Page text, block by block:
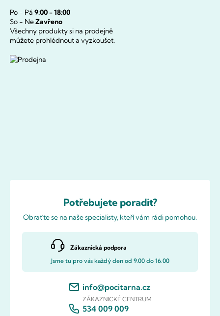
Po - Pá 9:00 - 18:00
So - NeZavřeno
Všechny produkty si na prodejně
můžete prohlédnout a vyzkoušet.
Potřebujete poradit?
Obraťte se na naše specialisty, kteří vám rádi pomohou.
Zákaznická podpora
Jsme tu pro vás každý den od 9.00 do 16.00
info@pocitarna.cz
ZÁKAZNICKÉ CENTRUM
534 009 009